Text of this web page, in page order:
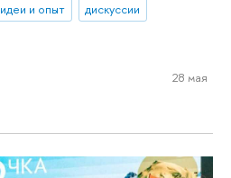
идеи и опыт
дискуссии
28 мая